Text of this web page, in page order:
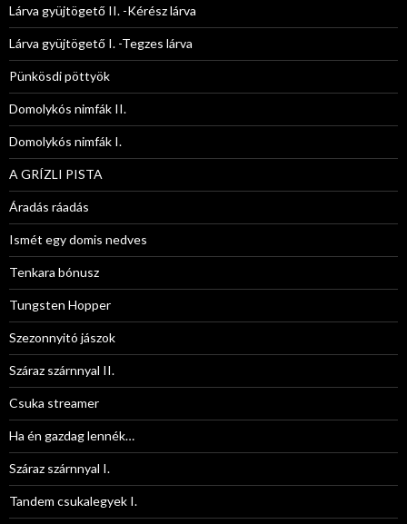
Lárva gyüjtögető II. -Kérész lárva
Lárva gyüjtögető I. -Tegzes lárva
Pünkösdi pöttyök
Domolykós nimfák II.
Domolykós nimfák I.
A GRÍZLI PISTA
Áradás ráadás
Ismét egy domis nedves
Tenkara bónusz
Tungsten Hopper
Szezonnyitó jászok
Száraz szárnnyal II.
Csuka streamer
Ha én gazdag lennék…
Száraz szárnnyal I.
Tandem csukalegyek I.